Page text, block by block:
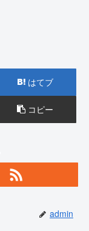
はてブ
コピー
admin